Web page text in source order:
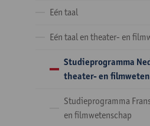
Eén taal
Eén taal en theater- en
Studieprogramma
theater- en
Studieprogramma
en filmwetenschap